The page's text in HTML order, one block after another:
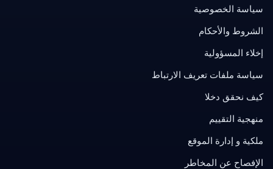
سياسة الخصوصية
الشروط والأحكام
إخلاء المسؤولية
سياسة ملفات تعريف الارتباط
كيف نحقق دخلا
منهجية التقييم
ملكية و إدارة الموقع
الإفصاح عن المخاطر